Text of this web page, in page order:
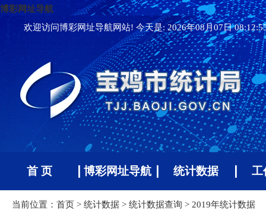
博彩网址导航
欢迎访问博彩网址导航网站! 今天是:2026年08月07日
首 页 博彩网址导航 统计数据 工
当前位置： 首页 > 统计数据 > 统计数据查询 > 2019年统计数据